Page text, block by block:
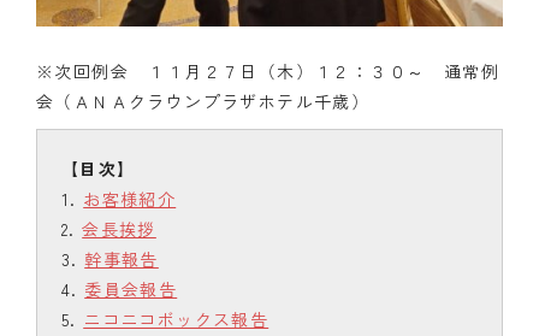
※次回例会 １１月２７日（木）１２：３０～ 通常例
会（ＡＮＡクラウンプラザホテル千歳）
お客様紹介
会長挨拶
幹事報告
委員会報告
ニコニコボックス報告